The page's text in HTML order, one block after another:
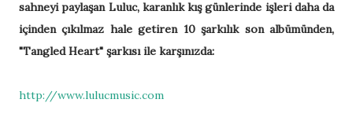
sahneyi paylaşan Luluc, karanlık kış günlerinde işleri daha da
içinden çıkılmaz hale getiren 10 şarkılık son albümünden,
"Tangled Heart" şarkısı ile karşınızda:
http://www.lulucmusic.com